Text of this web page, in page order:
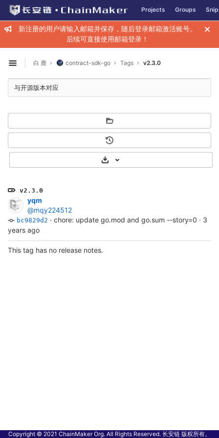
Skip to content
GitLab Projects Groups
新注册的用户请输入邮箱并保存，随后登录邮箱激活账号。
后续可直接使用邮箱登录！
Open sidebar
白 鹿 contract-sdk-go Tags v2.3.0
v2.3.0
yqm
@mqy224512
bc9829d2 · chore: update go.mod and go.sum --story=0 · 3
years ago
Select Archive Format
与开源版本对应
This tag has no release notes.
Copyright © 2021 ChainMaker Org. All Rights Reserved. 长安链 版权所有。